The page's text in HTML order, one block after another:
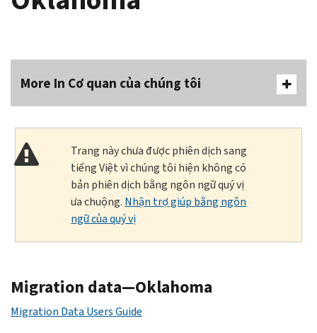
More In Cơ quan của chúng tôi
Trang này chưa được phiên dịch sang
tiếng Việt vì chúng tôi hiện không có
bản phiên dịch bằng ngôn ngữ quý vị
ưa chuộng. Nhận trợ giúp bằng ngôn
ngữ của quý vị
Migration data—Oklahoma
Migration Data Users Guide